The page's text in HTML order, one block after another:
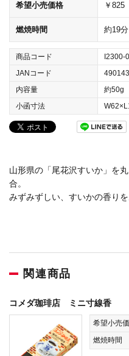
希望小売価格 ￥825
燃焼時間 約19分
商品コード
I2300-
JANコード
内容量
約50g
小函寸法
山形県の「尾花沢すいか」を
合。
みずみずしい、すいかの香りを
関連商品
コメダ珈琲店 ミニ寸線香
希望小売
燃焼時間